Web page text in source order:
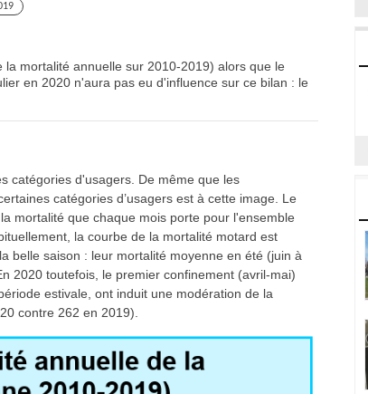
mortalité annuelle sur 2010-2019) alors que le
en 2020 n'aura pas eu d'influence sur ce bilan : le
catégories d'usagers. De même que les
catégories d’usagers est à cette image. Le
mortalité que chaque mois porte pour l'ensemble
la courbe de la mortalité motard est
belle saison : leur mortalité moyenne en été (juin à
2020 toutefois, le premier confinement (avril-mai)
estivale, ont induit une modération de la
contre 262 en 2019).